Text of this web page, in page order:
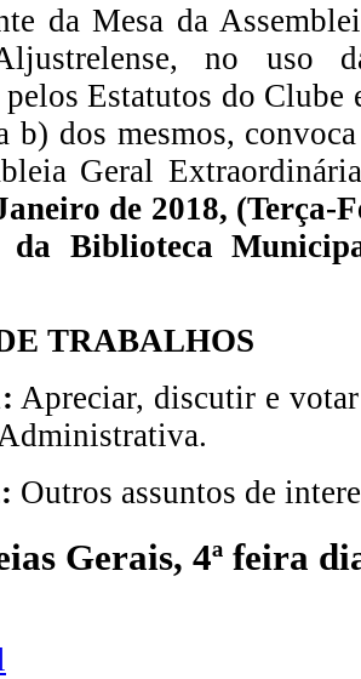
da Mesa da
no uso
Estatutos do Clube
b) dos mesmos,
Geral
de 2018, (Terça-
da Biblioteca
TRABALHOS
Apreciar, discutir e
Outros assuntos de
Gerais, 4ª feira